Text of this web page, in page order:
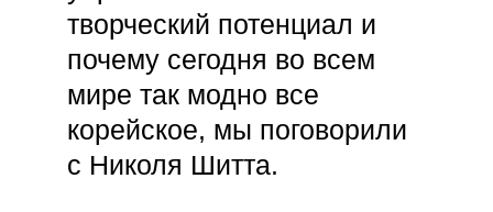
творческий потенциал и
почему сегодня во всем
мире так модно все
корейское, мы поговорили
с Николя Шитта.